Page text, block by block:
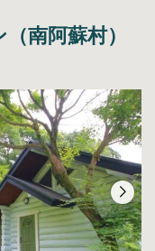
南阿蘇村）